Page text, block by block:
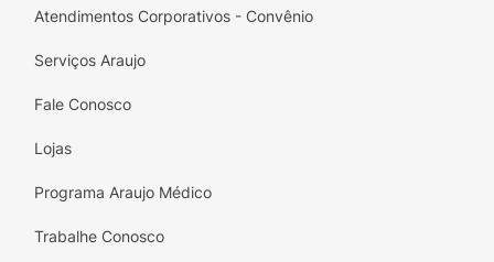
durante a gestação.
Quais os efeitos colaterais da vacina da
moderadas e temporárias.
Reações muito comuns
Dor no local da aplicação;
Atendimentos Corporativos - Convênio
Serviços Araujo
Fale Conosco
Lojas
Programa Araujo Médico
Trabalhe Conosco